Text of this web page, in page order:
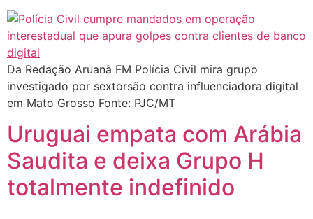
Da Redação Aruanã FM Polícia Civil mira grupo
investigado por sextorsão contra influenciadora digital
em Mato Grosso Fonte: PJC/MT
Uruguai empata com Arábia
Saudita e deixa Grupo H
totalmente indefinido